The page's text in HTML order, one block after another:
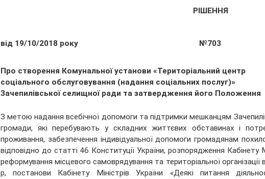
РІШЕННЯ
від 19/10/2018 року №703
Про створення Комунальної установи «Територіальний центр
соціального обслуговування (надання соціальних послуг)»
Зачепилівської селищної ради та затвердження його Положення
З метою надання всебічної допомоги та підтримки мешканцям
громади, які перебувають у складних життєвих обставинах і
проживання, забезпечення індивідуальної допомоги громадянам
відповідно до статті 46 Конституції України, розпорядження Кабінету
реформування місцевого самоврядування та територіальної
р, постанови Кабінету Міністрів України «Деякі питання